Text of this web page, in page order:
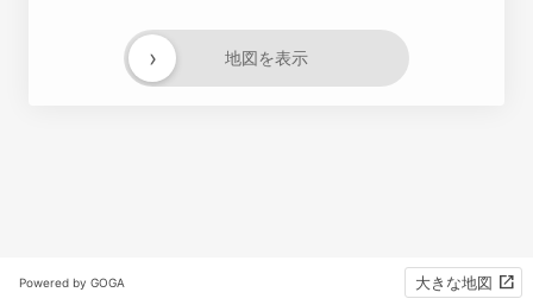
地図を表示
›
Powered by GOGA 大きな地図